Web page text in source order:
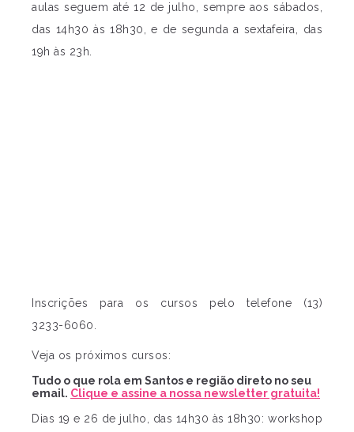
aulas seguem até 12 de julho, sempre aos sábados,
das 14h30 às 18h30, e de segunda a sexta­feira, das
19h às 23h.
Inscrições para os cursos pelo telefone (13)
3233­-6060.
Veja os próximos cursos:
Tudo o que rola em Santos e região direto no seu
email. Clique e assine a nossa newsletter gratuita!
Dias 19 e 26 de julho, das 14h30 às 18h30: workshop